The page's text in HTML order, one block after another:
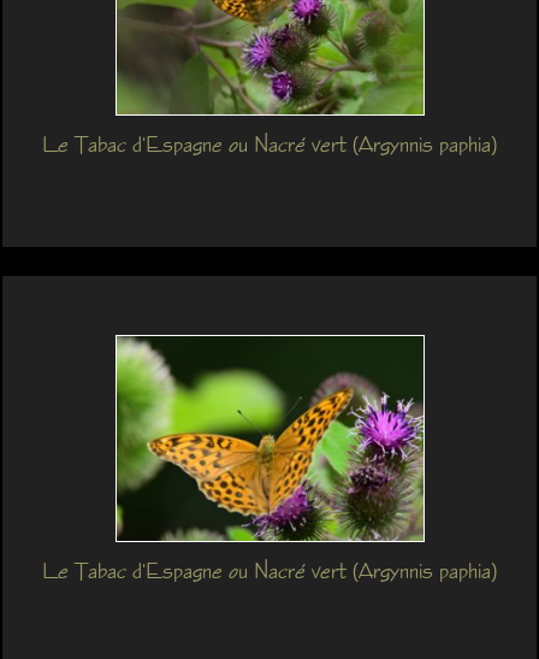
Le Tabac d'Espagne ou Nacré vert (Argynnis paphia)
Le Tabac d'Espagne ou Nacré vert (Argynnis paphia)